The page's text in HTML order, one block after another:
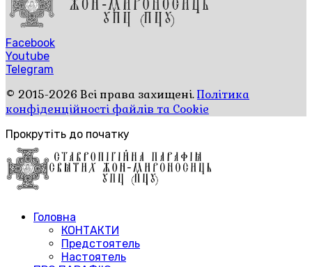
Facebook
Youtube
Telegram
© 2015-2026 Всі права захищені.Політика
конфіденційності файлів та Cookie
Прокрутіть до початку
Головна
КОНТАКТИ
Предстоятель
Настоятель